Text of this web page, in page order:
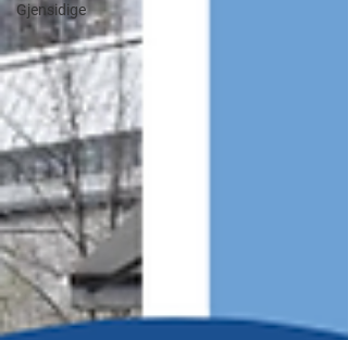
Gjensidige